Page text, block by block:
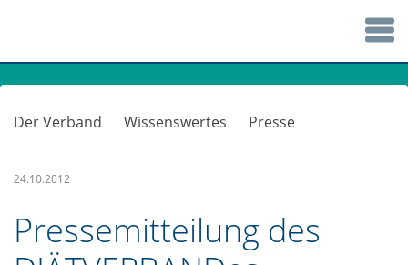
Der Verband Wissenswertes Presse
24.10.2012
Pressemitteilung des